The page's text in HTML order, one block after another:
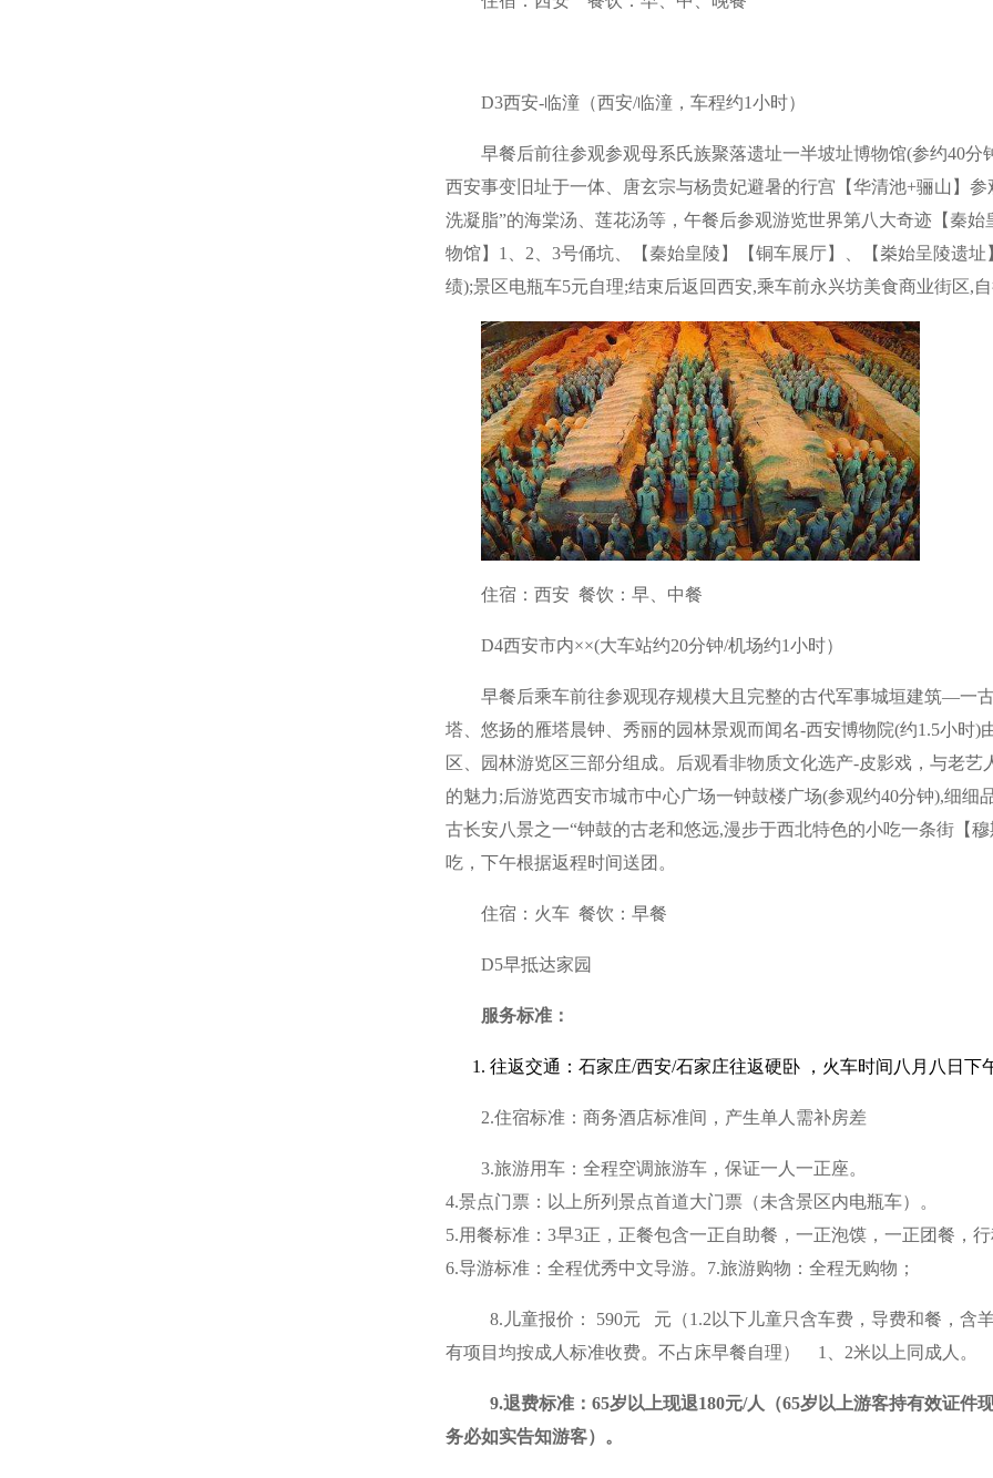
D3西安-临潼（西安/临潼，车程约1小时）
早餐后前往参观参观母系氏族聚落遗址一半坡址博物馆(参约40
西安事变旧址于一体、唐玄宗与杨贵妃避暑的行宫【华清池+骊山】
洗凝脂”的海棠汤、莲花汤等，午餐后参观游览世界第八大奇迹【秦
物馆】1、2、3号俑坑、【秦始皇陵】【铜车展厅】、【桊始呈陵遗
绩);景区电瓶车5元自理;结束后返回西安,乘车前永兴坊美食商业街区,
住宿：西安 餐饮：早、中餐
D4西安市内××(大车站约20分钟/机场约1小时）
早餐后乘车前往参观现存规模大且完整的古代军事城垣建筑—一
塔、悠扬的雁塔晨钟、秀丽的园林景观而闻名-西安博物院(约1.5小时
区、园林游览区三部分组成。后观看非物质文化选产-皮影戏，与老
的魅力;后游览西安市城市中心广场一钟鼓楼广场(参观约40分钟),细细
古长安八景之一“钟鼓的古老和悠远,漫步于西北特色的小吃一条街【
吃，下午根据返程时间送团。
住宿：火车 餐饮：早餐
D5早抵达家园
服务标准：
往返交通：石家庄/西安/石家庄往返硬卧 ，火车时间八月八日下
2.住宿标准：商务酒店标准间，产生单人需补房差
3.旅游用车：全程空调旅游车，保证一人一正座。
4.景点门票：以上所列景点首道大门票（未含景区内电瓶车）。
5.用餐标准：3早3正，正餐包含一正自助餐，一正泡馍，一正团餐，
6.导游标准：全程优秀中文导游。7.旅游购物：全程无购物；
8.儿童报价： 590元 元（1.2以下儿童只含车费，导费和餐，
有项目均按成人标准收费。不占床早餐自理） 1、2米以上同成人。
9.退费标准：65岁以上现退180元/人（65岁以上游客持有效证
务必如实告知游客）。